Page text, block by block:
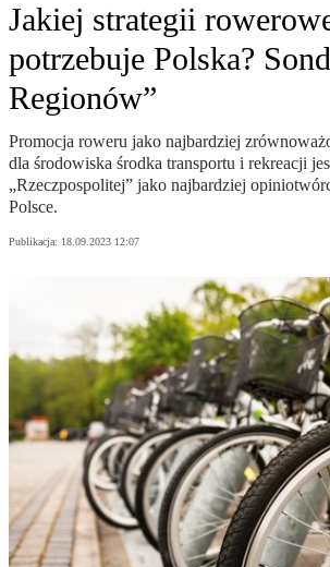
Jakiej strategii
potrzebuje Polska?
Regionów”
Promocja roweru jako najbardziej
dla środowiska środka transportu i rekreacji
„Rzeczpospolitej” jako najbardziej
Polsce.
Publikacja: 18.09.2023 12:07